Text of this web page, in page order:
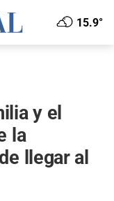
15.9°
y el
la
llegar al